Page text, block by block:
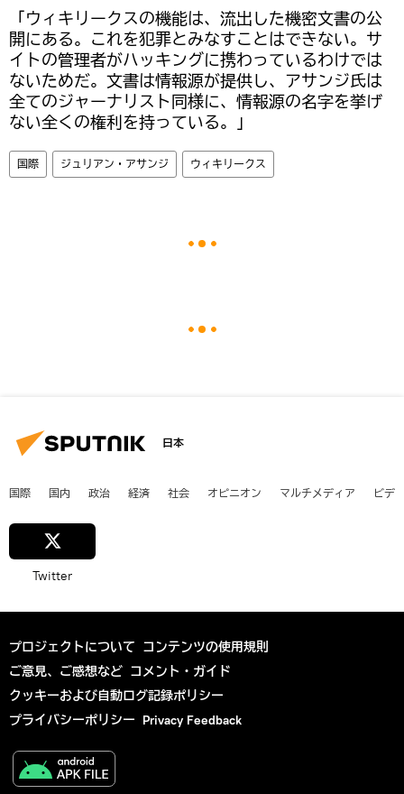
「ウィキリークスの機能は、流出した機密文書の公
開にある。これを犯罪とみなすことはできない。サ
イトの管理者がハッキングに携わっているわけでは
ないためだ。文書は情報源が提供し、アサンジ氏は
全てのジャーナリスト同様に、情報源の名字を挙げ
ない全くの権利を持っている。」
国際 ジュリアン・アサンジ ウィキリークス
日本
国際 国内 政治 経済 社会 オピニオン マルチメディア ビデ
Twitter
プロジェクトについて コンテンツの使用規則
ご意見、ご感想など コメント・ガイド
クッキーおよび自動ログ記録ポリシー
プライバシーポリシー Privacy Feedback